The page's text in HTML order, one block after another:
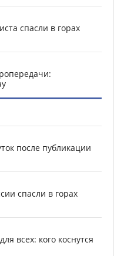
спасли в горах
после публикации
спасли в горах
всех: кого коснутся